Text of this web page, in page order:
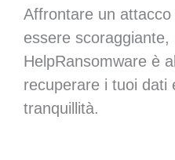
Affrontare un
essere scoraggiante,
HelpRansomware è
recuperare i tuoi dati
tranquillità.